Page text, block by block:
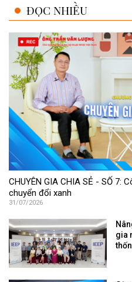
ĐỌC NHIỀU
CHUYÊN GIA CHIA SẺ - SỐ 7:
chuyển đổi xanh
31/07/2026
gia